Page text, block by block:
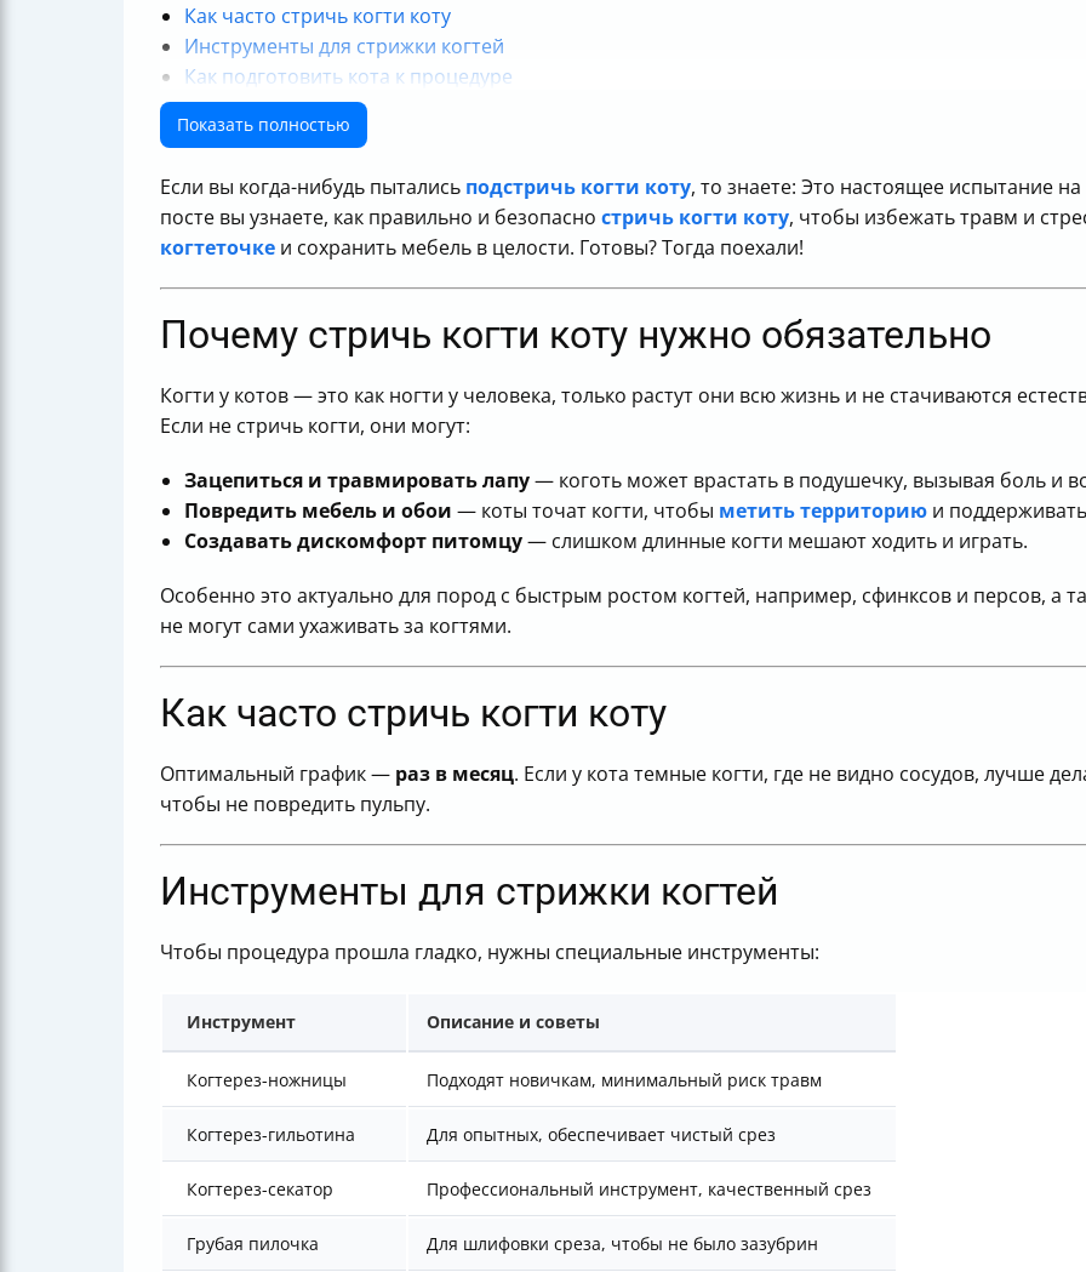
Как часто стричь когти коту
Инструменты для стрижки когтей
Как подготовить кота к процедуре
Как правильно стричь когти коту
Что делать, если задели сосуд и пошло кровотечение
Можно ли использовать силиконовые накладки на когти
Особенности ухода за когтями у пожилых и больных котов
Таблица основных правил стрижки когтей коту
Итог
Показать полностью
Если вы когда-нибудь пытались подстричь когти коту, то знаете: Это настоящее испытание
посте вы узнаете, как правильно и безопасно стричь когти коту, чтобы избежать травм и
когтеточке и сохранить мебель в целости. Готовы? Тогда поехали!
Почему стричь когти коту нужно обязательно
Когти у котов — это как ногти у человека, только растут они всю жизнь и не стачиваются
Если не стричь когти, они могут:
Зацепиться и травмировать лапу— коготь может врастать в подушечку, вызывая боль и
Повредить мебель и обои — коты точат когти, чтобы метить территорию и
Создавать дискомфорт питомцу— слишком длинные когти мешают ходить и играть.
Особенно это актуально для пород с быстрым ростом когтей, например, сфинксов и персов, а
не могут сами ухаживать за когтями.
Как часто стричь когти коту
Оптимальный график — раз в месяц. Если у кота темные когти, где не видно сосудов, лучше
чтобы не повредить пульпу.
Инструменты для стрижки когтей
Чтобы процедура прошла гладко, нужны специальные инструменты:
Инструмент Описание и советы
Когтерез-ножницы Подходят новичкам, минимальный риск травм
Когтерез-гильотина Для опытных, обеспечивает чистый срез
Когтерез-секатор Профессиональный инструмент, качественный срез
Грубая пилочка Для шлифовки среза, чтобы не было зазубрин